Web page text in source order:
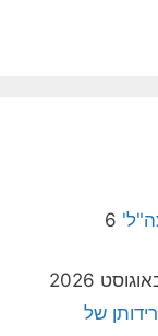
6
של